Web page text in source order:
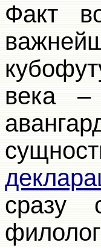
Факт
века –
сразу